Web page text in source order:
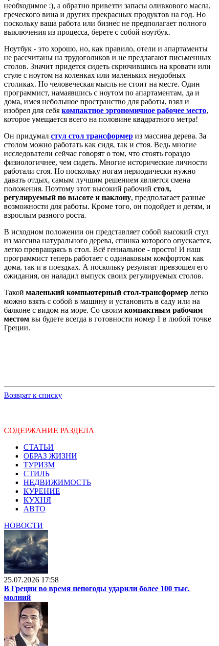
необходимое :), а обратно привезти запасы оливкового масла,
греческого вина и других прекрасных продуктов на год. Но
поскольку ваша работа или бизнес не предполагает полного
выключения из процесса, берете с собой ноутбук.
Ноутбук - это хорошо, но, как правило, отели и апартаменты
не рассчитаны на трудоголиков и не предлагают письменных
столов. Значит придется сидеть скрючившись на кровати или
стуле с ноутом на коленках или маленьких неудобных
столиках. Но человеческая мысль не стоит на месте. Один
программист, намаявшись с ноутом по апартаментам, да и
дома, имея небольшое пространство для работы, взял и
изобрел для себя компактное эргономичное рабочее место,
которое умещается всего на половине квадратного метра!
Он придумал стул стол трансформер из массива дерева. За
столом можно работать как сидя, так и стоя. Ведь многие
исследователи сейчас говорят о том, что стоять гораздо
физиологичнее, чем сидеть. Многие исторические личности
работали стоя. Но поскольку ногам периодически нужно
давать отдых, самым лучшим решением является смена
положения. Поэтому этот высокий рабочий стол,
регулируемый по высоте и наклону, предполагает разные
возможности для работы. Кроме того, он подойдет и детям, и
взрослым разного роста.
В исходном положении он представляет собой высокий стул
из массива натурального дерева, спинка которого опускается,
легко превращаясь в стол. Всё гениальное - просто! И наш
программист теперь работает с одинаковым комфортом как
дома, так и в поездках. А поскольку результат превзошел его
ожидания, он наладил выпуск своих регулируемых столов.
Такой маленький компьютерный стол-трансформер легко
можно взять с собой в машину и установить в саду или на
балконе с видом на море. Со своим компактным рабочим
местом вы будете всегда в готовности номер 1 в любой точке
Греции.
Возврат к списку
СОДЕРЖАНИЕ РАЗДЕЛА
СТАТЬИ
ОБРАЗ ЖИЗНИ
ТУРИЗМ
СТИЛЬ
НЕДВИЖИМОСТЬ
КУРЕНИЕ
КУХНЯ
АВТО
НОВОСТИ
25.07.2026 17:58
В Греции во время непогоды ударили более 100 тыс.
молний